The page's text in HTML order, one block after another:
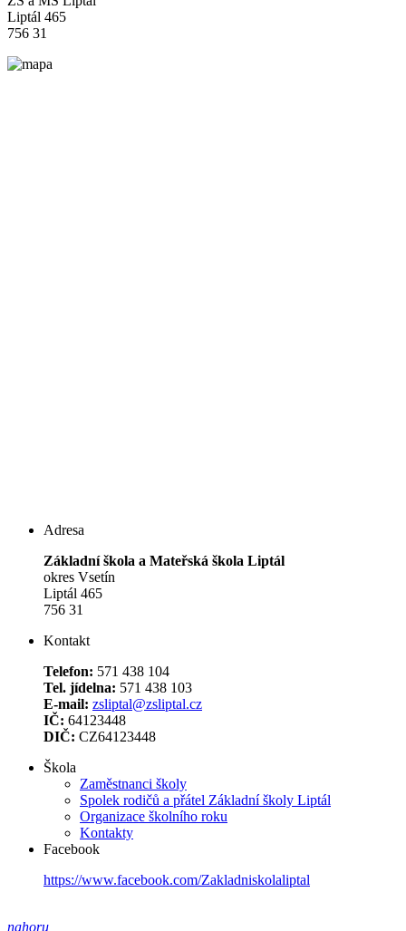
Liptál 465
756 31
Adresa
Základní škola a Mateřská škola Liptál
okres Vsetín
Liptál 465
756 31
Kontakt
Telefon: 571 438 104
Tel. jídelna: 571 438 103
E-mail: zsliptal@zsliptal.cz
IČ: 64123448
DIČ: CZ64123448
Škola
Zaměstnanci školy
Spolek rodičů a přátel Základní školy Liptál
Organizace školního roku
Kontakty
Facebook
https://www.facebook.com/Zakladniskolaliptal
nahoru